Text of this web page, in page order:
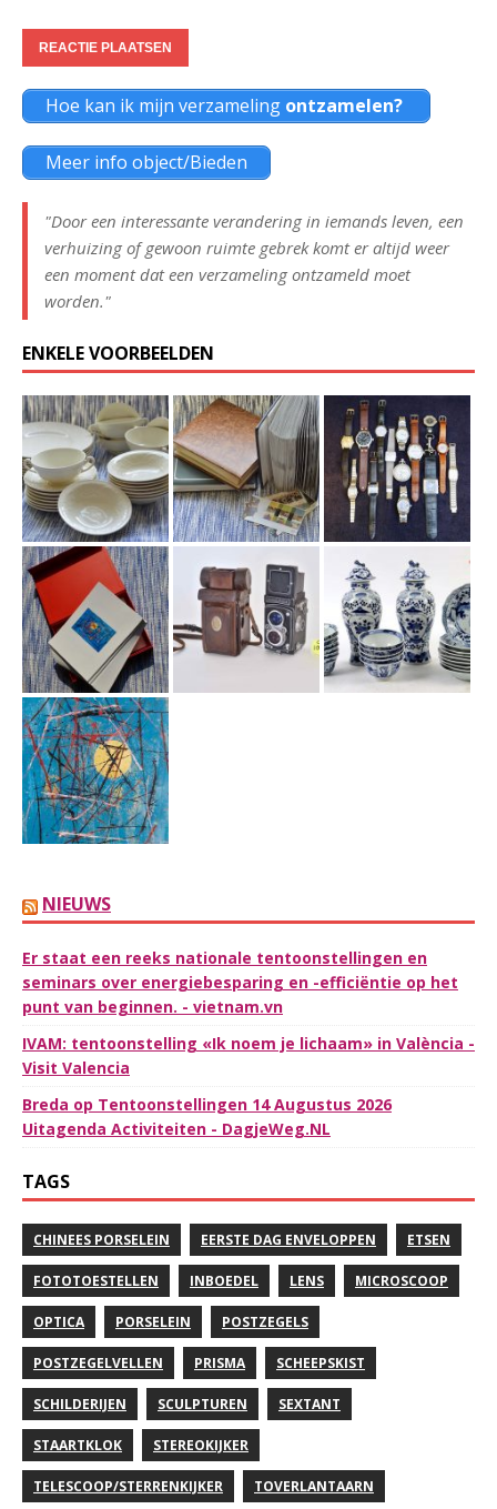
Hoe kan ik mijn verzameling ontzamelen?
Meer info object/Bieden
"Door een interessante verandering in iemands leven, een
verhuizing of gewoon ruimte gebrek komt er altijd weer
een moment dat een verzameling ontzameld moet
worden."
ENKELE VOORBEELDEN
NIEUWS
Er staat een reeks nationale tentoonstellingen en
seminars over energiebesparing en -efficiëntie op het
punt van beginnen. - vietnam.vn
IVAM: tentoonstelling «Ik noem je lichaam» in València -
Visit Valencia
Breda op Tentoonstellingen 14 Augustus 2026
Uitagenda Activiteiten - DagjeWeg.NL
TAGS
CHINEES PORSELEIN EERSTE DAG ENVELOPPEN ETSEN
FOTOTOESTELLEN INBOEDEL LENS MICROSCOOP
OPTICA PORSELEIN POSTZEGELS
POSTZEGELVELLEN PRISMA SCHEEPSKIST
SCHILDERIJEN SCULPTUREN SEXTANT
STAARTKLOK STEREOKIJKER
TELESCOOP/STERRENKIJKER TOVERLANTAARN